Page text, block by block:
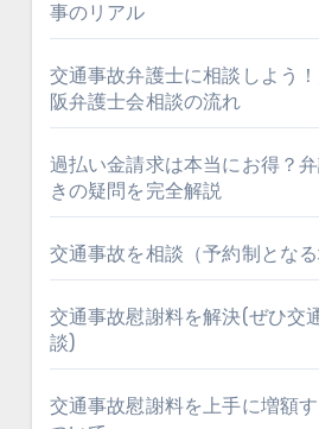
事のリアル
交通事故弁護士に相談しよう
阪弁護士会相談の流れ
過払い金請求は本当にお得？
きの疑問を完全解説
交通事故を相談（予約制となる
交通事故慰謝料を解決(ぜひ交
談)
交通事故慰謝料を上手に増額